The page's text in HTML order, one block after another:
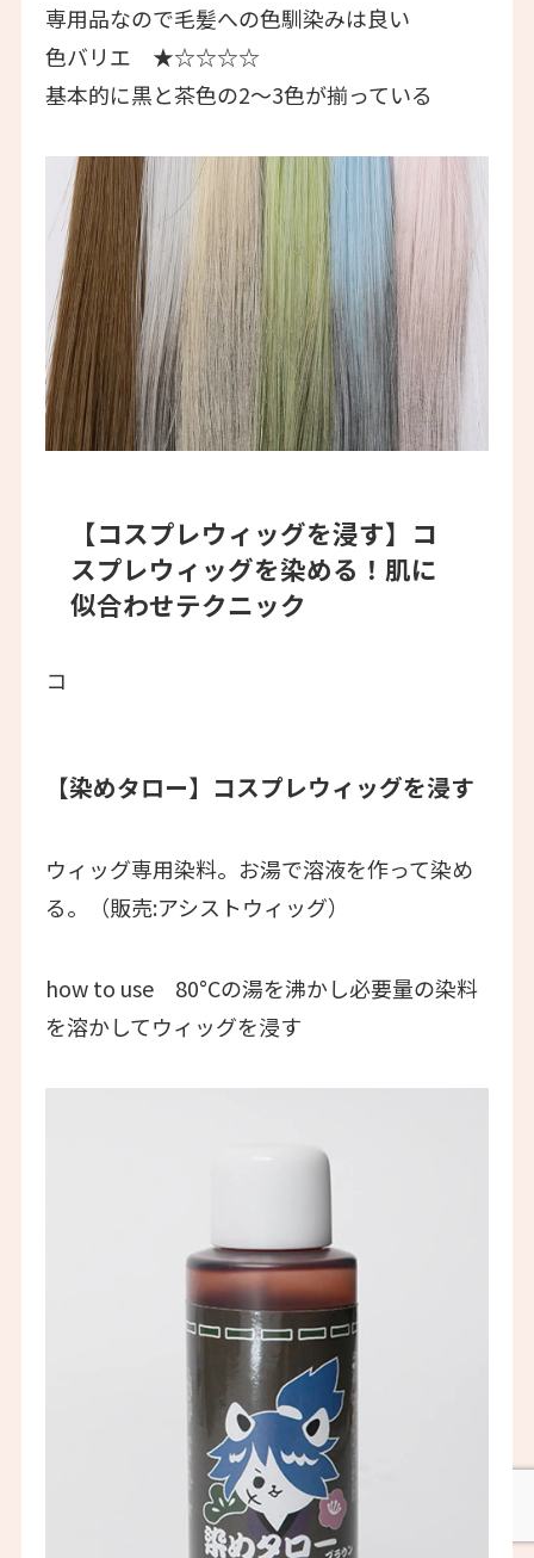
専用品なので毛髪への色馴染みは良い
色バリエ ★☆☆☆☆
基本的に黒と茶色の2〜3色が揃っている
【コスプレウィッグを浸す】 コ
スプレウィッグを染める！肌に
似合わせテクニック
コ
【染めタロー】 コスプレウィッグを浸す
ウィッグ専用染料。お湯で溶液を作って染め
る。（販売:アシストウィッグ）
how to use 80°Cの湯を沸かし必要量の染料
を溶かしてウィッグを浸す